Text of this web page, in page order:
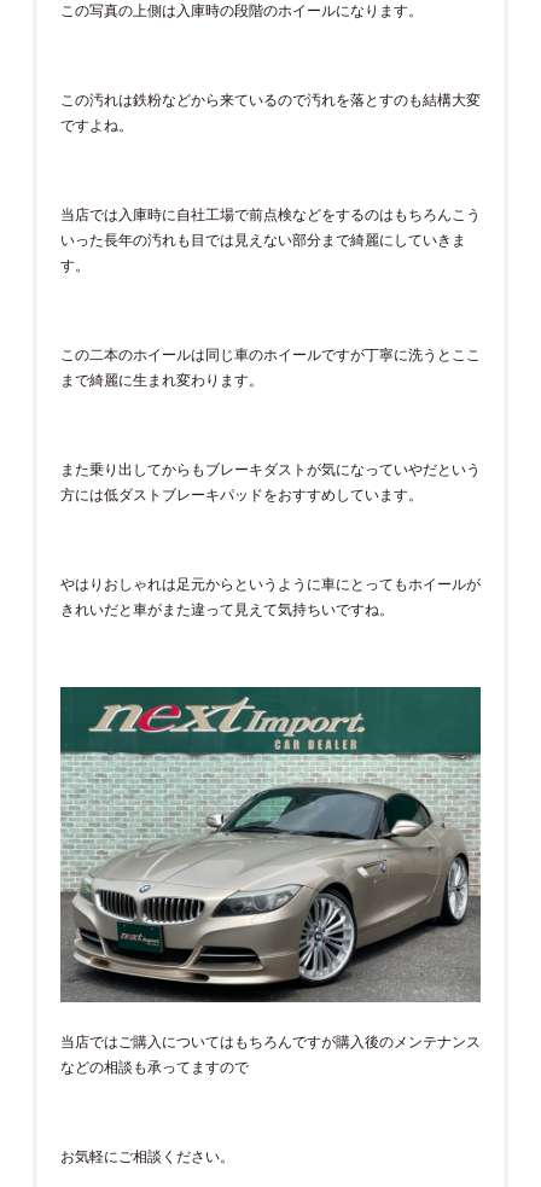
この写真の上側は入庫時の段階のホイールになります。
この汚れは鉄粉などから来ているので汚れを落とすのも結構大変
ですよね。
当店では入庫時に自社工場で前点検などをするのはもちろんこう
いった長年の汚れも目では見えない部分まで綺麗にしていきま
す。
この二本のホイールは同じ車のホイールですが丁寧に洗うとここ
まで綺麗に生まれ変わります。
また乗り出してからもブレーキダストが気になっていやだという
方には低ダストブレーキパッドをおすすめしています。
やはりおしゃれは足元からというように車にとってもホイールが
きれいだと車がまた違って見えて気持ちいですね。
当店ではご購入についてはもちろんですが購入後のメンテナンス
などの相談も承ってますので
お気軽にご相談ください。